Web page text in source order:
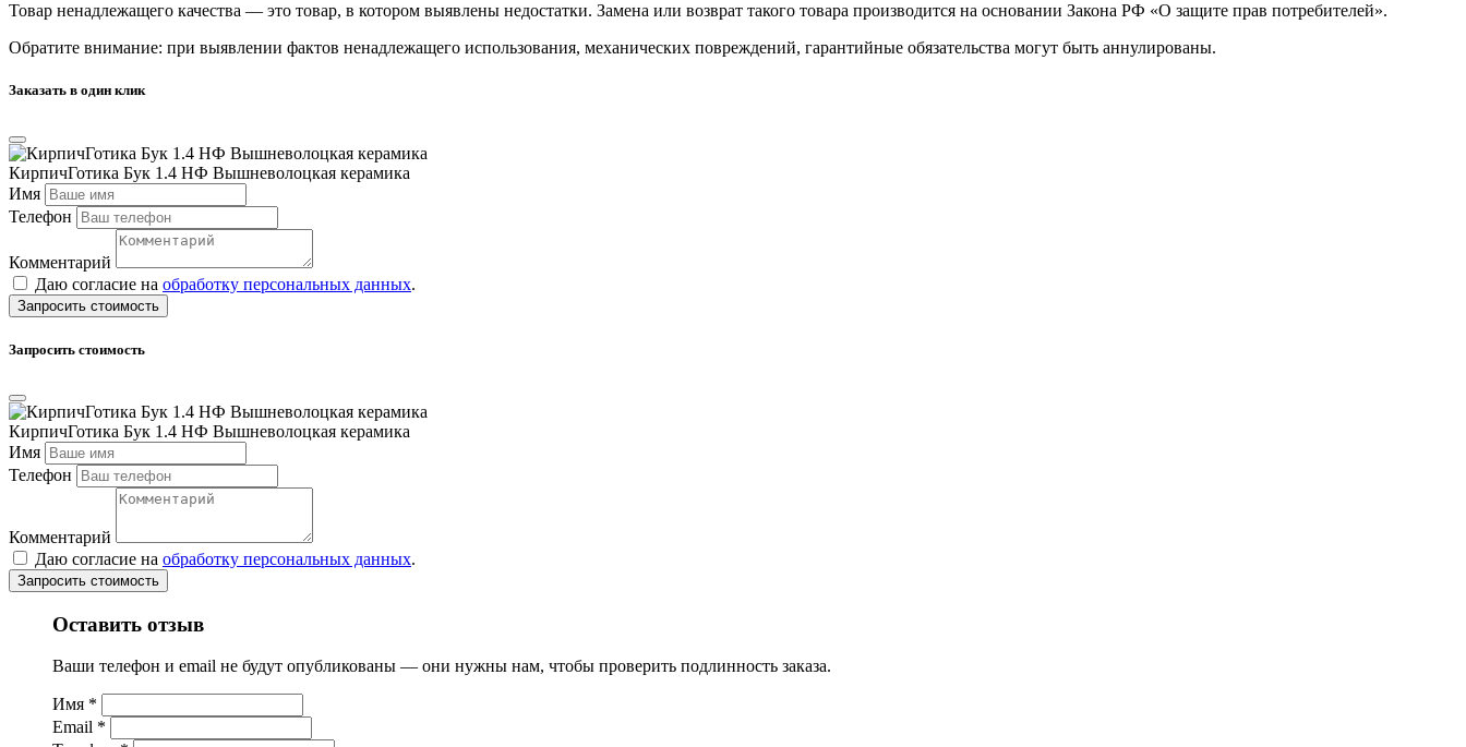
Товар ненадлежащего качества — это товар, в котором выявлены недостатки. Замена или возврат такого товара производится на основании Закона РФ «О защите прав потребителей».
Обратите внимание: при выявлении фактов ненадлежащего использования, механических повреждений, гарантийные обязательства могут быть аннулированы.
Заказать в один клик
КирпичГотика Бук 1.4 НФ Вышневолоцкая керамика
Имя
Телефон
Комментарий
Даю согласие на обработку персональных данных.
Запросить стоимость
Запросить стоимость
КирпичГотика Бук 1.4 НФ Вышневолоцкая керамика
Имя
Телефон
Комментарий
Даю согласие на обработку персональных данных.
Запросить стоимость
Оставить отзыв
Ваши телефон и email не будут опубликованы — они нужны нам, чтобы проверить подлинность заказа.
Имя *
Email *